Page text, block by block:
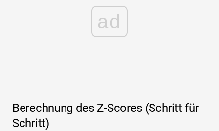
ad
Berechnung des Z-Scores (Schritt für
Schritt)